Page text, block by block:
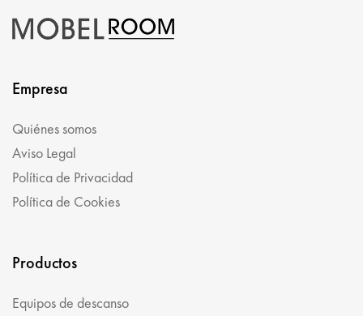
Empresa
Quiénes somos
Aviso Legal
Política de Privacidad
Política de Cookies
Productos
Equipos de descanso